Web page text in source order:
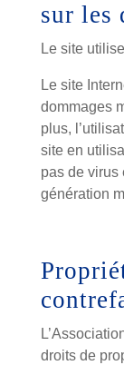
sur les
Le site
Le site
dommages
plus,
site en
pas de virus
génération
droits de